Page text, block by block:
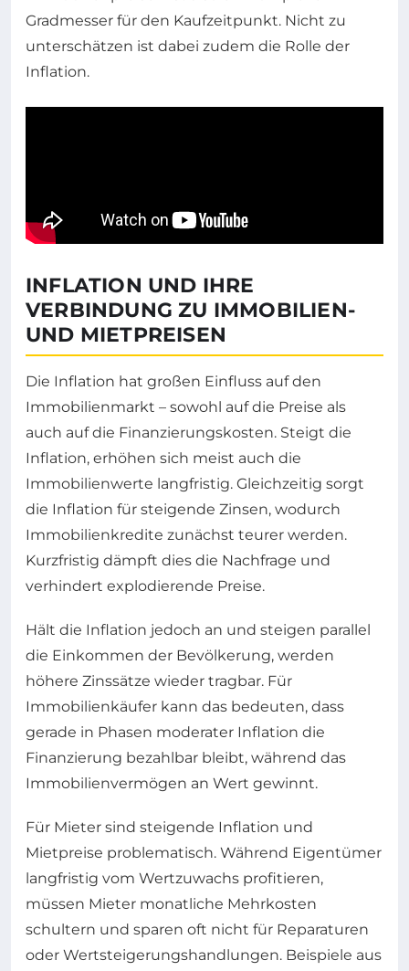
Gradmesser für den Kaufzeitpunkt. Nicht zu
unterschätzen ist dabei zudem die Rolle der
Inflation.
INFLATION UND IHRE
VERBINDUNG ZU IMMOBILIEN-
UND MIETPREISEN
Die Inflation hat großen Einfluss auf den
Immobilienmarkt – sowohl auf die Preise als
auch auf die Finanzierungskosten. Steigt die
Inflation, erhöhen sich meist auch die
Immobilienwerte langfristig. Gleichzeitig sorgt
die Inflation für steigende Zinsen, wodurch
Immobilienkredite zunächst teurer werden.
Kurzfristig dämpft dies die Nachfrage und
verhindert explodierende Preise.
Hält die Inflation jedoch an und steigen parallel
die Einkommen der Bevölkerung, werden
höhere Zinssätze wieder tragbar. Für
Immobilienkäufer kann das bedeuten, dass
gerade in Phasen moderater Inflation die
Finanzierung bezahlbar bleibt, während das
Immobilienvermögen an Wert gewinnt.
Für Mieter sind steigende Inflation und
Mietpreise problematisch. Während Eigentümer
langfristig vom Wertzuwachs profitieren,
müssen Mieter monatliche Mehrkosten
schultern und sparen oft nicht für Reparaturen
oder Wertsteigerungshandlungen. Beispiele aus